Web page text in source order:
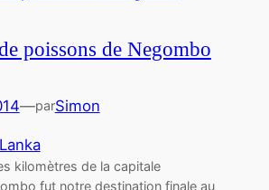
poissons de Negombo
—parSimon
kilomètres de la capitale
fut notre destination finale au